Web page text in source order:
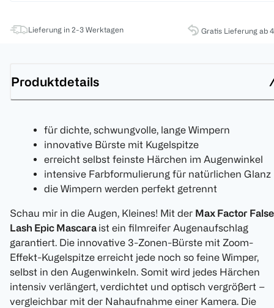
Lieferung in 2-3 Werktagen Gratis Lieferung ab
Produktdetails
für dichte, schwungvolle, lange Wimpern
innovative Bürste mit Kugelspitze
erreicht selbst feinste Härchen im Augenwinkel
intensive Farbformulierung für natürlichen Glanz
die Wimpern werden perfekt getrennt
Schau mir in die Augen, Kleines! Mit der Max Factor False
Lash Epic Mascara ist ein filmreifer Augenaufschlag
garantiert. Die innovative 3-Zonen-Bürste mit Zoom-
Effekt-Kugelspitze erreicht jede noch so feine Wimper,
selbst in den Augenwinkeln. Somit wird jedes Härchen
intensiv verlängert, verdichtet und optisch vergrößert –
vergleichbar mit der Nahaufnahme einer Kamera. Die